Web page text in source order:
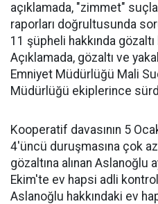
açıklamada, "zimmet"
raporları doğrultusunda
11 şüpheli hakkında gözaltı
Açıklamada, gözaltı ve
Emniyet Müdürlüğü Mali
Müdürlüğü ekiplerince
Kooperatif davasının 5
4'üncü duruşmasına çok
gözaltına alınan Aslanoğlu
Ekim'te ev hapsi adli
Aslanoğlu hakkındaki ev